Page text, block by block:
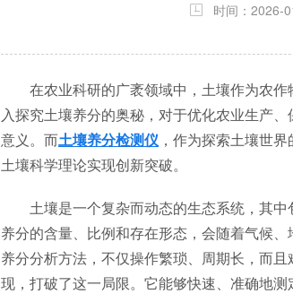
时间：2026-
在农业科研的广袤领域中，土壤作为农作
入探究土壤养分的奥秘，对于优化农业生产
意义。而土壤养分检测仪 ，作为探索土壤世
土壤科学理论实现创新突破。
土壤是一个复杂而动态的生态系统，其中
养分的含量、比例和存在形态，会随着气候
养分分析方法，不仅操作繁琐、周期长，而
现，打破了这一局限。它能够快速、准确地